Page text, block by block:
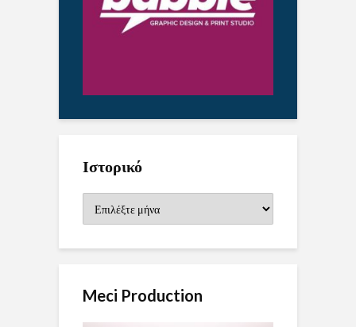
Ιστορικό
Meci Production